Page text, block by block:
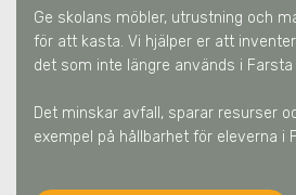
Ge skolans möbler, utrustning och
för att kasta. Vi hjälper er att
det som inte längre används i Farsta
Det minskar avfall, sparar resurser
exempel på hållbarhet för eleverna i